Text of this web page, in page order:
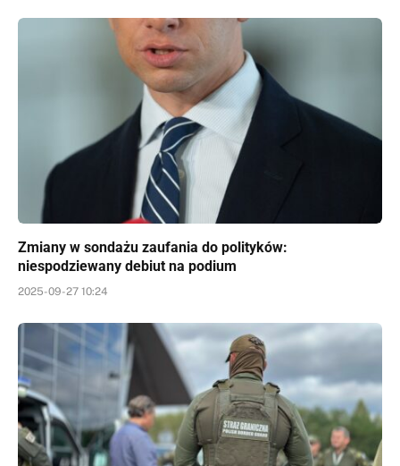
Zmiany w sondażu zaufania do polityków:
niespodziewany debiut na podium
2025-09-27 10:24